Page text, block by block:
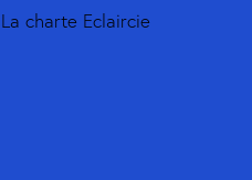
La charte Eclaircie